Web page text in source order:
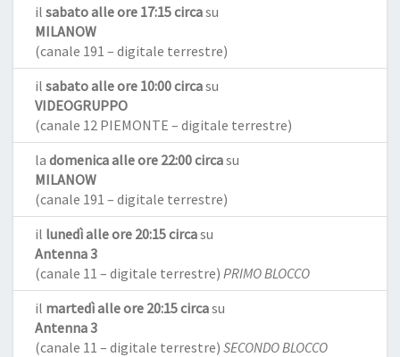
il sabato alle ore 17:15 circasu
MILANOW
(canale 191 – digitale terrestre)
il sabato alle ore 10:00 circasu
VIDEOGRUPPO
(canale 12 PIEMONTE – digitale terrestre)
la domenica alle ore 22:00 circasu
MILANOW
(canale 191 – digitale terrestre)
il lunedì alle ore 20:15 circasu
Antenna 3
(canale 11 – digitale terrestre) PRIMO BLOCCO
il martedì alle ore 20:15 circasu
Antenna 3
(canale 11 – digitale terrestre) SECONDO BLOCCO